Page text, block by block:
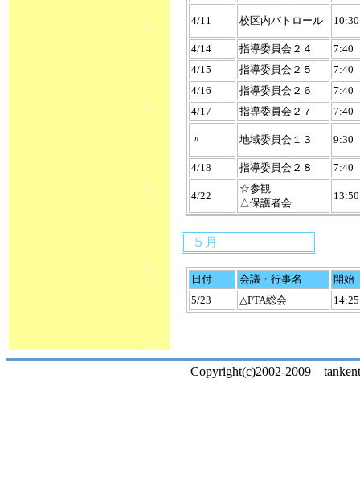
4/11 校区内パトロール 10:30
4/14 指導委員会２４
7:40
4/15
指導委員会２５
7:40
4/16
指導委員会２６
7:40
4/17
指導委員会２７ 7:40
〃 地域委員会１３ 9:30
4/18 指導委員会２８ 7:40
4/22
☆参観
△保護者会
13:50
５月
日付 会議・行事名
開始
5/23
△PTA総会 14:25
Copyright(c)2002-2009